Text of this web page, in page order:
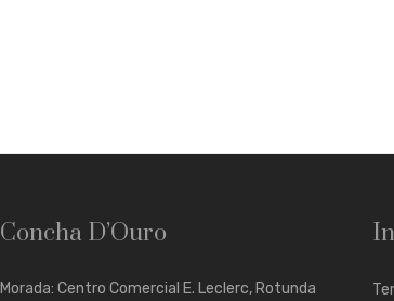
Concha D’Ouro
Morada: Centro Comercial E. Leclerc, Rotunda